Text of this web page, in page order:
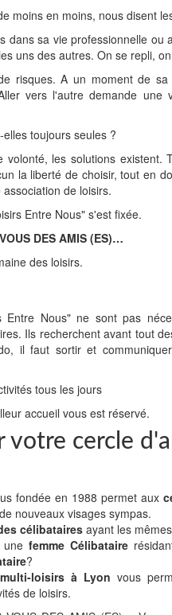
moins en moins, nous disent
dans sa vie professionnelle ou
uns des autres. On se repli,
risques. A un moment de
vers l'autre demande
toujours seules ?
les solutions existent.
la liberté de choisir, tout en
de loisirs.
Entre Nous" s'est fixée.
DES AMIS (ES)…
des loisirs.
Entre Nous" ne sont pas
Ils recherchent avant tout
il faut sortir et
tous les jours
accueil vous est réservé.
votre cercle
fondée en 1988 permet aux
de nouveaux visages sympas.
célibataires ayant les
femme Célibataire
?
loisirs à Lyon vous
de loisirs.